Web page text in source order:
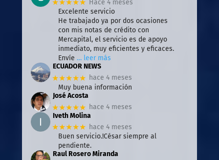
★★★★★ Hace 4 meses
Excelente servicio
He trabajado ya por dos ocasiones
con mis notas de crédito con
Mercapital, el servicio es de apoyo
inmediato, muy eficientes y eficaces.
Envíe … leer más
ECUADOR NEWS
★★★★★ hace 4 meses
Muy buena información
José Acosta
★★★★★ hace 4 meses
Iveth Molina
★★★★★ hace 4 meses
Buen servicio.!César siempre al
pendiente.
Raul Rosero Miranda